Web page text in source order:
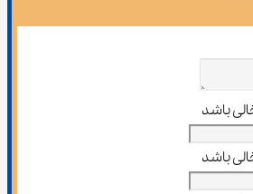
باشد
باشد